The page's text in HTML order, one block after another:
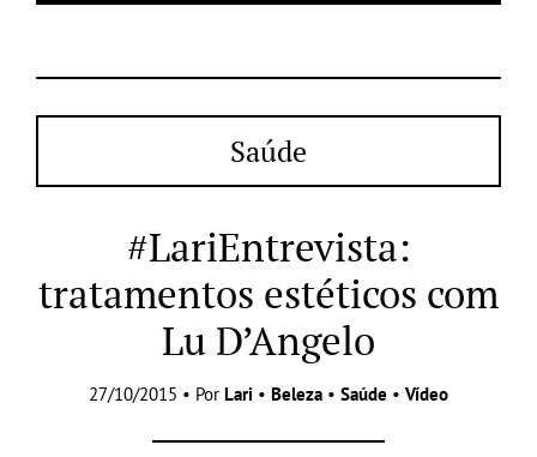
Saúde
#LariEntrevista:
tratamentos estéticos com
Lu D’Angelo
27/10/2015 • Por Lari • Beleza • Saúde • Vídeo